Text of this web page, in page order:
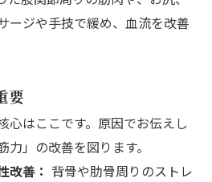
ージや手技で緩め、血流を改善
要
心はここです。原因でお伝えし
」の改善を図ります。
改善： 背骨や肋骨周りのストレ